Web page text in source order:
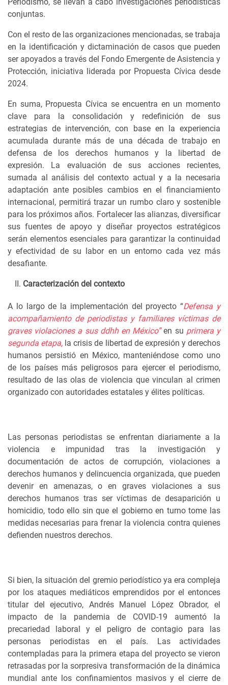
conjuntas.
Con el resto de las organizaciones mencionadas, se trabaja
en la identificación y dictaminación de casos que pueden
ser apoyados a través del Fondo Emergente de Asistencia y
Protección, iniciativa liderada por Propuesta Cívica desde
2024.
En suma, Propuesta Cívica se encuentra en un momento
clave para la consolidación y redefinición de sus
estrategias de intervención, con base en la experiencia
acumulada durante más de una década de trabajo en
defensa de los derechos humanos y la libertad de
expresión. La evaluación de sus acciones recientes,
sumada al análisis del contexto actual y a la necesaria
adaptación ante posibles cambios en el financiamiento
internacional, permitirá trazar un rumbo claro y sostenible
para los próximos años. Fortalecer las alianzas, diversificar
sus fuentes de apoyo y diseñar proyectos estratégicos
serán elementos esenciales para garantizar la continuidad
y efectividad de su labor en un entorno cada vez más
desafiante.
Caracterización del contexto
A lo largo de la implementación del proyecto “Defensa y
acompañamiento de periodistas y familiares víctimas de
graves violaciones a sus ddhh en México”en su primera y
segunda etapa, la crisis de libertad de expresión y derechos
humanos persistió en México, manteniéndose como uno
de los países más peligrosos para ejercer el periodismo,
resultado de las olas de violencia que vinculan al crimen
organizado con autoridades estatales y élites políticas.
Las personas periodistas se enfrentan diariamente a la
violencia e impunidad tras la investigación y
documentación de actos de corrupción, violaciones a
derechos humanos y delincuencia organizada, que pueden
devenir en amenazas, o en graves violaciones a sus
derechos humanos tras ser víctimas de desaparición u
homicidio, todo ello sin que el gobierno en turno tome las
medidas necesarias para frenar la violencia contra quienes
defienden nuestros derechos.
Si bien, la situación del gremio periodístico ya era compleja
por los ataques mediáticos emprendidos por el entonces
titular del ejecutivo, Andrés Manuel López Obrador, el
impacto de la pandemia de COVID-19 aumentó la
precariedad laboral y el peligro de contagio para las
personas periodistas en el país. Las actividades
contempladas para la primera etapa del proyecto se vieron
retrasadas por la sorpresiva transformación de la dinámica
mundial ante los confinamientos masivos y el cierre de